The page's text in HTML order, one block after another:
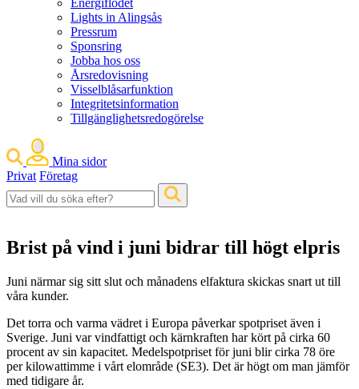
Energiflödet
Lights in Alingsås
Pressrum
Sponsring
Jobba hos oss
Årsredovisning
Visselblåsarfunktion
Integritetsinformation
Tillgänglighetsredogörelse
Mina sidor
Privat Företag
Brist på vind i juni bidrar till högt elpris
Juni närmar sig sitt slut och månadens elfaktura skickas snart ut till
våra kunder.
Det torra och varma vädret i Europa påverkar spotpriset även i
Sverige. Juni var vindfattigt och kärnkraften har kört på cirka 60
procent av sin kapacitet. Medelspotpriset för juni blir cirka 78 öre
per kilowattimme i vårt elområde (SE3). Det är högt om man jämför
med tidigare år.